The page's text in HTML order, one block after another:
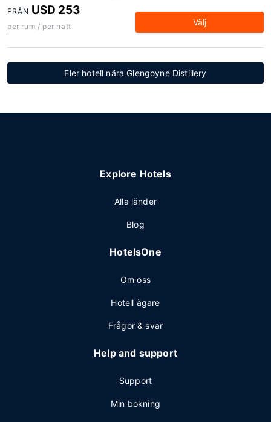
FRÅN USD 253
per rum / per natt Välj
Fler hotell nära Glengoyne Distillery
Explore Hotels
Alla länder
Blog
HotelsOne
Om oss
Hotell ägare
Frågor & svar
Help and support
Support
Min bokning